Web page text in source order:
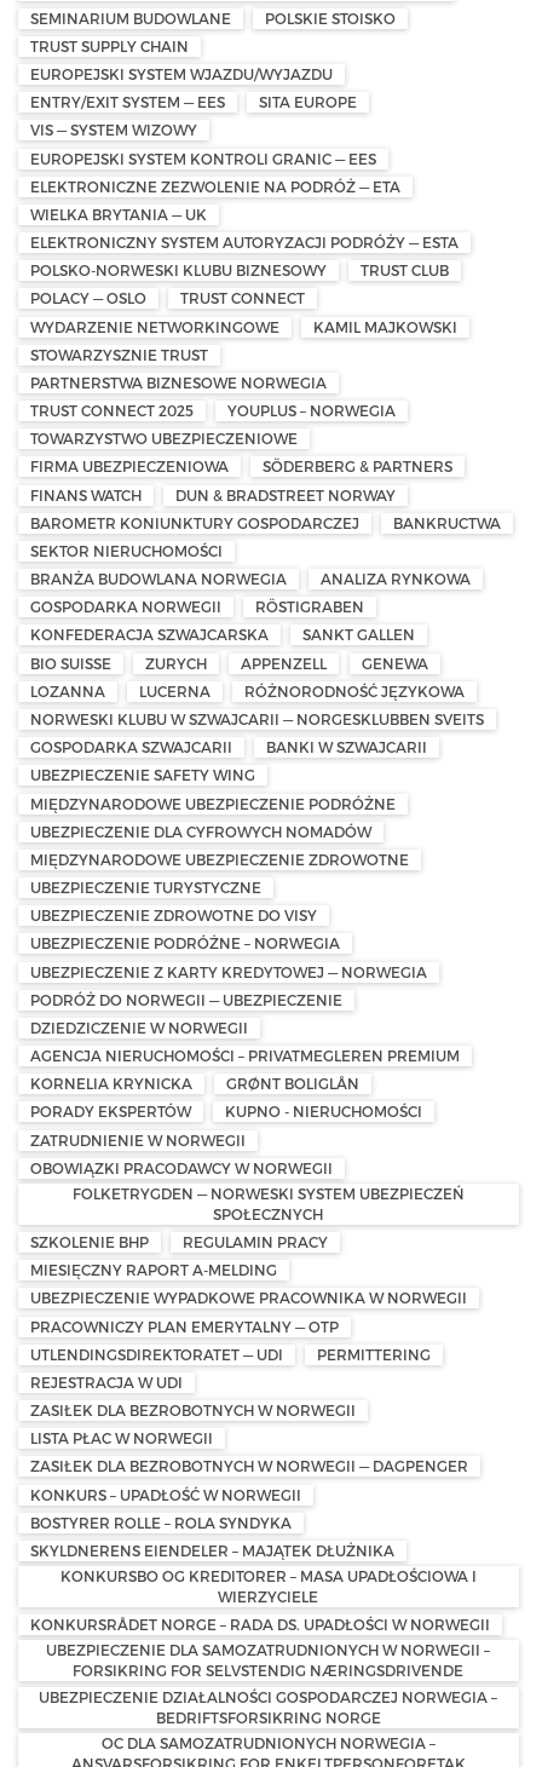
SEMINARIUM BUDOWLANE
POLSKIE STOISKO
TRUST SUPPLY CHAIN
EUROPEJSKI SYSTEM WJAZDU/WYJAZDU
ENTRY/EXIT SYSTEM — EES
SITA EUROPE
VIS — SYSTEM WIZOWY
EUROPEJSKI SYSTEM KONTROLI GRANIC — EES
ELEKTRONICZNE ZEZWOLENIE NA PODRÓŻ — ETA
WIELKA BRYTANIA — UK
ELEKTRONICZNY SYSTEM AUTORYZACJI PODRÓŻY — ESTA
POLSKO-NORWESKI KLUBU BIZNESOWY
TRUST CLUB
POLACY — OSLO
TRUST CONNECT
WYDARZENIE NETWORKINGOWE
KAMIL MAJKOWSKI
STOWARZYSZNIE TRUST
PARTNERSTWA BIZNESOWE NORWEGIA
TRUST CONNECT 2025
YOUPLUS – NORWEGIA
TOWARZYSTWO UBEZPIECZENIOWE
FIRMA UBEZPIECZENIOWA
SÖDERBERG & PARTNERS
FINANS WATCH
DUN & BRADSTREET NORWAY
BAROMETR KONIUNKTURY GOSPODARCZEJ
BANKRUCTWA
SEKTOR NIERUCHOMOŚCI
BRANŻA BUDOWLANA NORWEGIA
ANALIZA RYNKOWA
GOSPODARKA NORWEGII
RÖSTIGRABEN
KONFEDERACJA SZWAJCARSKA
SANKT GALLEN
BIO SUISSE
ZURYCH APPENZELL
GENEWA
LOZANNA
LUCERNA
RÓŻNORODNOŚĆ JĘZYKOWA
NORWESKI KLUBU W SZWAJCARII — NORGESKLUBBEN SVEITS
GOSPODARKA SZWAJCARII
BANKI W SZWAJCARII
UBEZPIECZENIE SAFETY WING
MIĘDZYNARODOWE UBEZPIECZENIE PODRÓŻNE
UBEZPIECZENIE DLA CYFROWYCH NOMADÓW
MIĘDZYNARODOWE UBEZPIECZENIE ZDROWOTNE
UBEZPIECZENIE TURYSTYCZNE
UBEZPIECZENIE ZDROWOTNE DO VISY
UBEZPIECZENIE PODRÓŻNE – NORWEGIA
UBEZPIECZENIE Z KARTY KREDYTOWEJ — NORWEGIA
PODRÓŻ DO NORWEGII — UBEZPIECZENIE
DZIEDZICZENIE W NORWEGII
AGENCJA NIERUCHOMOŚCI – PRIVATMEGLEREN PREMIUM
KORNELIA KRYNICKA
GRØNT BOLIGLÅN
PORADY EKSPERTÓW
KUPNO - NIERUCHOMOŚCI
ZATRUDNIENIE W NORWEGII
OBOWIĄZKI PRACODAWCY W NORWEGII
FOLKETRYGDEN — NORWESKI SYSTEM UBEZPIECZEŃ
SPOŁECZNYCH
SZKOLENIE BHP
REGULAMIN PRACY
MIESIĘCZNY RAPORT A-MELDING
UBEZPIECZENIE WYPADKOWE PRACOWNIKA W NORWEGII
PRACOWNICZY PLAN EMERYTALNY — OTP
UTLENDINGSDIREKTORATET — UDI
PERMITTERING
REJESTRACJA W UDI
ZASIŁEK DLA BEZROBOTNYCH W NORWEGII
LISTA PŁAC W NORWEGII
ZASIŁEK DLA BEZROBOTNYCH W NORWEGII — DAGPENGER
KONKURS – UPADŁOŚĆ W NORWEGII
BOSTYRER ROLLE – ROLA SYNDYKA
SKYLDNERENS EIENDELER – MAJĄTEK DŁUŻNIKA
KONKURSBO OG KREDITORER – MASA UPADŁOŚCIOWA I
WIERZYCIELE
KONKURSRÅDET NORGE – RADA DS. UPADŁOŚCI W NORWEGII
UBEZPIECZENIE DLA SAMOZATRUDNIONYCH W NORWEGII –
FORSIKRING FOR SELVSTENDIG NÆRINGSDRIVENDE
UBEZPIECZENIE DZIAŁALNOŚCI GOSPODARCZEJ NORWEGIA –
BEDRIFTSFORSIKRING NORGE
OC DLA SAMOZATRUDNIONYCH NORWEGIA –
ANSVARSFORSIKRING FOR ENKELTPERSONFORETAK